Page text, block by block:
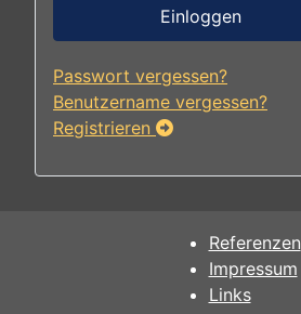
Einloggen
Passwort vergessen?
Benutzername vergessen?
Registrieren
Referenzen
Impressum
Links